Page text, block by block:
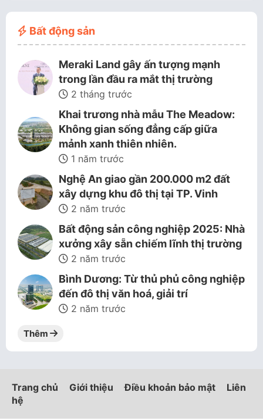
Bất động sản
Meraki Land gây ấn tượng mạnh
trong lần đầu ra mắt thị trường
2 tháng trước
Khai trương nhà mẫu The Meadow:
Không gian sống đẳng cấp giữa
mảnh xanh thiên nhiên.
1 năm trước
Nghệ An giao gần 200.000 m2 đất
xây dựng khu đô thị tại TP. Vinh
2 năm trước
Bất động sản công nghiệp 2025: Nhà
xưởng xây sẵn chiếm lĩnh thị trường
2 năm trước
Bình Dương: Từ thủ phủ công nghiệp
đến đô thị văn hoá, giải trí
2 năm trước
Thêm
Trang chủ Giới thiệu Điều khoản bảo mật
Liên
hệ